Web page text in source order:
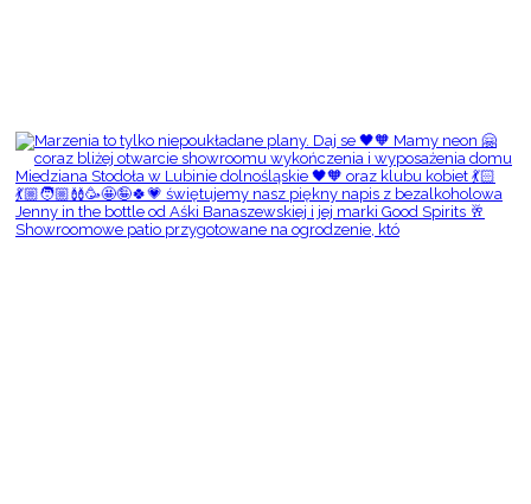
Showroomowe patio przygotowane na ogrodzenie, któ